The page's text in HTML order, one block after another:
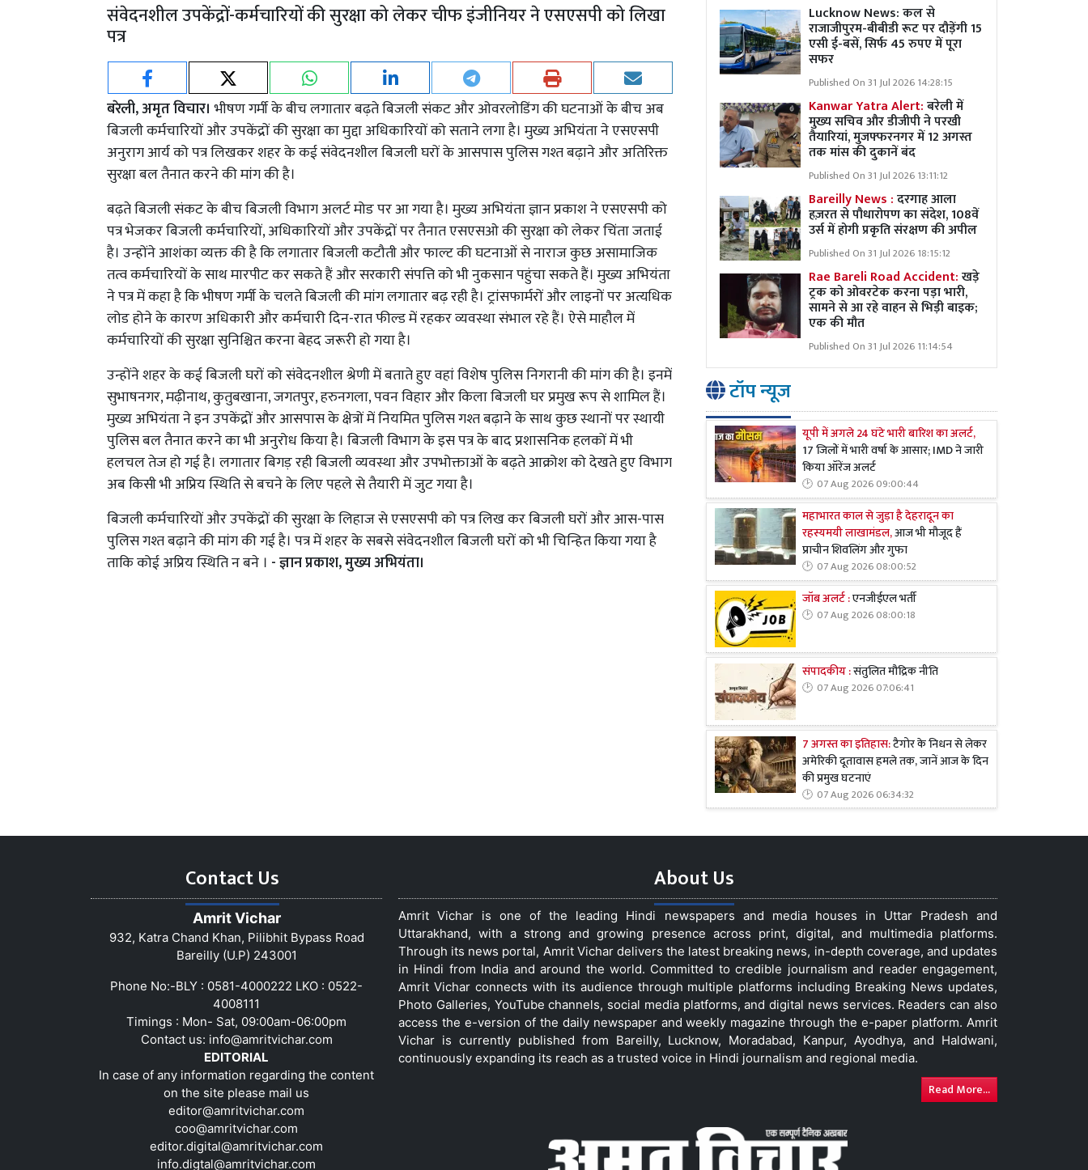
संवेदनशील उपकेंद्रों-कर्मचारियों की सुरक्षा को लेकर चीफ इंजीनियर ने एसएसपी को लिखा
पत्र
बरेली, अमृत विचार। भीषण गर्मी के बीच लगातार बढ़ते बिजली संकट और ओवरलोडिंग की घटनाओं के बीच अब
बिजली कर्मचारियों और उपकेंद्रों की सुरक्षा का मुद्दा अधिकारियों को सताने लगा है। मुख्य अभियंता ने एसएसपी
अनुराग आर्य को पत्र लिखकर शहर के कई संवेदनशील बिजली घरों के आसपास पुलिस गश्त बढ़ाने और अतिरिक्त
सुरक्षा बल तैनात करने की मांग की है।
बढ़ते बिजली संकट के बीच बिजली विभाग अलर्ट मोड पर आ गया है। मुख्य अभियंता ज्ञान प्रकाश ने एसएसपी को
पत्र भेजकर बिजली कर्मचारियों, अधिकारियों और उपकेंद्रों पर तैनात एसएसओ की सुरक्षा को लेकर चिंता जताई
है। उन्होंने आशंका व्यक्त की है कि लगातार बिजली कटौती और फाल्ट की घटनाओं से नाराज कुछ असामाजिक
तत्व कर्मचारियों के साथ मारपीट कर सकते हैं और सरकारी संपत्ति को भी नुकसान पहुंचा सकते हैं। मुख्य अभियंता
ने पत्र में कहा है कि भीषण गर्मी के चलते बिजली की मांग लगातार बढ़ रही है। ट्रांसफार्मरों और लाइनों पर अत्यधिक
लोड होने के कारण अधिकारी और कर्मचारी दिन-रात फील्ड में रहकर व्यवस्था संभाल रहे हैं। ऐसे माहौल में
कर्मचारियों की सुरक्षा सुनिश्चित करना बेहद जरूरी हो गया है।
उन्होंने शहर के कई बिजली घरों को संवेदनशील श्रेणी में बताते हुए वहां विशेष पुलिस निगरानी की मांग की है। इनमें
सुभाषनगर, मढ़ीनाथ, कुतुबखाना, जगतपुर, हरुनगला, पवन विहार और किला बिजली घर प्रमुख रूप से शामिल हैं।
मुख्य अभियंता ने इन उपकेंद्रों और आसपास के क्षेत्रों में नियमित पुलिस गश्त बढ़ाने के साथ कुछ स्थानों पर स्थायी
पुलिस बल तैनात करने का भी अनुरोध किया है। बिजली विभाग के इस पत्र के बाद प्रशासनिक हलकों में भी
हलचल तेज हो गई है। लगातार बिगड़ रही बिजली व्यवस्था और उपभोक्ताओं के बढ़ते आक्रोश को देखते हुए विभाग
अब किसी भी अप्रिय स्थिति से बचने के लिए पहले से तैयारी में जुट गया है।
बिजली कर्मचारियों और उपकेंद्रों की सुरक्षा के लिहाज से एसएसपी को पत्र लिख कर बिजली घरों और आस-पास
पुलिस गश्त बढ़ाने की मांग की गई है। पत्र में शहर के सबसे संवेदनशील बिजली घरों को भी चिन्हित किया गया है
ताकि कोई अप्रिय स्थिति न बने । - ज्ञान प्रकाश, मुख्य अभियंता।
Lucknow News:कल से
राजाजीपुरम-बीबीडी रूट पर दौड़ेंगी 15
एसी ई-बसें, सिर्फ 45 रुपए में पूरा
सफर
Published On 31 Jul 2026 14:28:15
Kanwar Yatra Alert:बरेली में
मुख्य सचिव और डीजीपी ने परखी
तैयारियां, मुजफ्फरनगर में 12 अगस्त
तक मांस की दुकानें बंद
Published On 31 Jul 2026 13:11:12
Bareilly News :दरगाह आला
हज़रत से पौधारोपण का संदेश, 108वें
उर्स में होगी प्रकृति संरक्षण की अपील
Published On 31 Jul 2026 18:15:12
Rae Bareli Road Accident:खड़े
ट्रक को ओवरटेक करना पड़ा भारी,
सामने से आ रहे वाहन से भिड़ी बाइक;
एक की मौत
Published On 31 Jul 2026 11:14:54
टॉप न्यूज
यूपी में अगले 24 घंटे भारी बारिश का अलर्ट,
17 जिलों में भारी वर्षा के आसार; IMD ने जारी
किया ऑरेंज अलर्ट
07 Aug 2026 09:00:44
महाभारत काल से जुड़ा है देहरादून का
रहस्यमयी लाखामंडल,आज भी मौजूद हैं
प्राचीन शिवलिंग और गुफा
07 Aug 2026 08:00:52
जॉब अलर्ट :एनजीईएल भर्ती
07 Aug 2026 08:00:18
संपादकीय :संतुलित मौद्रिक नीति
07 Aug 2026 07:06:41
7 अगस्त का इतिहास:टैगोर के निधन से लेकर
अमेरिकी दूतावास हमले तक, जानें आज के दिन
की प्रमुख घटनाएं
07 Aug 2026 06:34:32
Contact Us
Amrit Vichar
932, Katra Chand Khan, Pilibhit Bypass Road
Bareilly (U.P) 243001
Phone No:-BLY : 0581-4000222 LKO : 0522-
4008111
Timings : Mon- Sat, 09:00am-06:00pm
Contact us: info@amritvichar.com
EDITORIAL
In case of any information regarding the content
on the site please mail us
editor@amritvichar.com
coo@amritvichar.com
editor.digital@amritvichar.com
info.digtal@amritvichar.com
About Us
Amrit Vichar is one of the leading Hindi newspapers and media houses in Uttar Pradesh and
Uttarakhand, with a strong and growing presence across print, digital, and multimedia platforms.
Through its news portal, Amrit Vichar delivers the latest breaking news, in-depth coverage, and updates
in Hindi from India and around the world. Committed to credible journalism and reader engagement,
Amrit Vichar connects with its audience through multiple platforms including Breaking News updates,
Photo Galleries, YouTube channels, social media platforms, and digital news services. Readers can also
access the e-version of the daily newspaper and weekly magazine through the e-paper platform. Amrit
Vichar is currently published from Bareilly, Lucknow, Moradabad, Kanpur, Ayodhya, and Haldwani,
continuously expanding its reach as a trusted voice in Hindi journalism and regional media.
Read More...